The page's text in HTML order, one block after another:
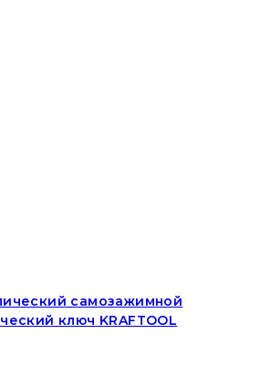
самозажимной
ключ KRAFTOOL